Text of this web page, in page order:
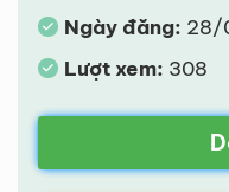
Ngày đăng: 28/
Lượt xem: 308